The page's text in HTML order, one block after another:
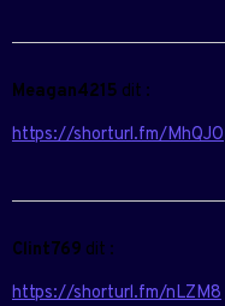
Meagan4215 dit :
https://shorturl.fm/MhQJO
Clint769 dit :
https://shorturl.fm/nLZM8